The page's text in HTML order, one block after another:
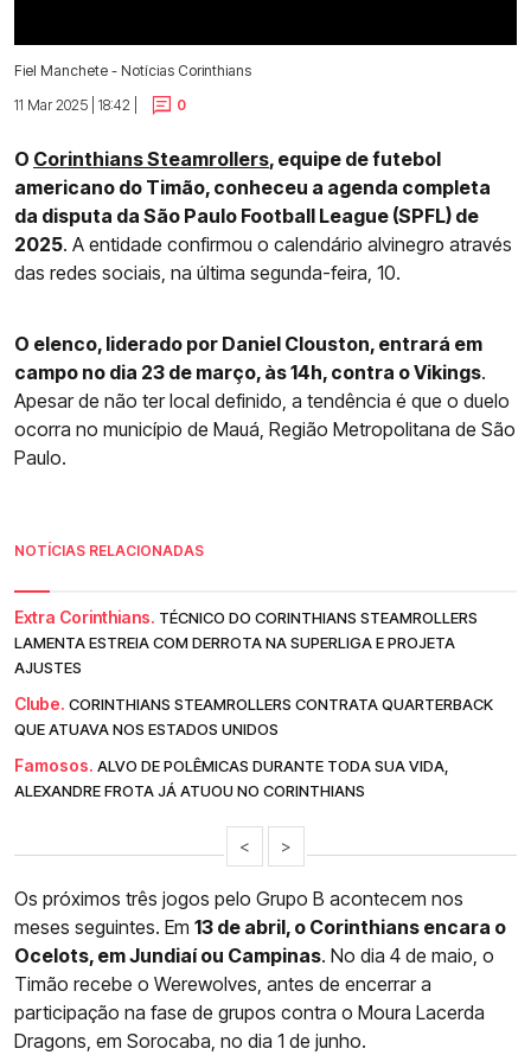
Fiel Manchete - Notícias Corinthians
11 Mar 2025 | 18:42 |
0
O Corinthians Steamrollers, equipe de futebol
americano do Timão, conheceu a agenda completa
da disputa da São Paulo Football League (SPFL) de
2025. A entidade confirmou o calendário alvinegro através
das redes sociais, na última segunda-feira, 10.
O elenco, liderado por Daniel Clouston, entrará em
campo no dia 23 de março, às 14h, contra o Vikings.
Apesar de não ter local definido, a tendência é que o duelo
ocorra no município de Mauá, Região Metropolitana de São
Paulo.
NOTÍCIAS RELACIONADAS
Extra Corinthians. TÉCNICO DO CORINTHIANS STEAMROLLERS
LAMENTA ESTREIA COM DERROTA NA SUPERLIGA E PROJETA
AJUSTES
Clube. CORINTHIANS STEAMROLLERS CONTRATA QUARTERBACK
QUE ATUAVA NOS ESTADOS UNIDOS
Famosos. ALVO DE POLÊMICAS DURANTE TODA SUA VIDA,
ALEXANDRE FROTA JÁ ATUOU NO CORINTHIANS
< >
Os próximos três jogos pelo Grupo B acontecem nos
meses seguintes. Em 13 de abril, o Corinthians encara o
Ocelots, em Jundiaí ou Campinas. No dia 4 de maio, o
Timão recebe o Werewolves, antes de encerrar a
participação na fase de grupos contra o Moura Lacerda
Dragons, em Sorocaba, no dia 1 de junho.